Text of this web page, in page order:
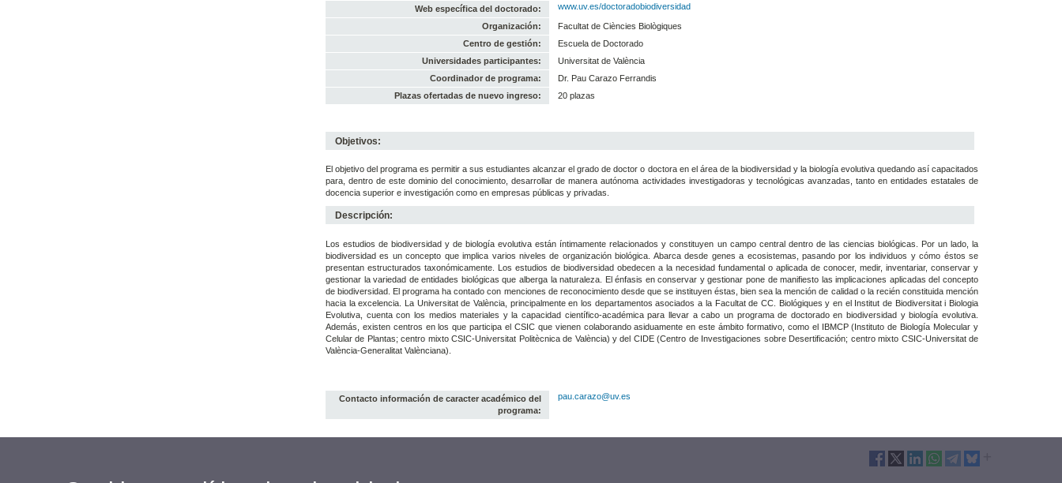
Web específica del doctorado: www.uv.es/doctoradobiodiversidad
Organización:
Facultat de Ciències Biològiques
Centro de gestión:
Escuela de Doctorado
Universidades participantes:
Universitat de València
Coordinador de programa:
Dr. Pau Carazo Ferrandis
Plazas ofertadas de nuevo ingreso:
20 plazas
Objetivos:
El objetivo del programa es permitir a sus estudiantes alcanzar el grado de doctor o doctora en el área de la biodiversidad y la biología evolutiva quedando así capacitados
para, dentro de este dominio del conocimiento, desarrollar de manera autónoma actividades investigadoras y tecnológicas avanzadas, tanto en entidades estatales de
docencia superior e investigación como en empresas públicas y privadas.
Descripción:
Los estudios de biodiversidad y de biología evolutiva están íntimamente relacionados y constituyen un campo central dentro de las ciencias biológicas. Por un lado, la
biodiversidad es un concepto que implica varios niveles de organización biológica. Abarca desde genes a ecosistemas, pasando por los individuos y cómo éstos se
presentan estructurados taxonómicamente. Los estudios de biodiversidad obedecen a la necesidad fundamental o aplicada de conocer, medir, inventariar, conservar y
gestionar la variedad de entidades biológicas que alberga la naturaleza. El énfasis en conservar y gestionar pone de manifiesto las implicaciones aplicadas del concepto
de biodiversidad. El programa ha contado con menciones de reconocimiento desde que se instituyen éstas, bien sea la mención de calidad o la recién constituida mención
hacia la excelencia. La Universitat de València, principalmente en los departamentos asociados a la Facultat de CC. Biológiques y en el Institut de Biodiversitat i Biologia
Evolutiva, cuenta con los medios materiales y la capacidad científico-académica para llevar a cabo un programa de doctorado en biodiversidad y biología evolutiva.
Además, existen centros en los que participa el CSIC que vienen colaborando asiduamente en este ámbito formativo, como el IBMCP (Instituto de Biología Molecular y
Celular de Plantas; centro mixto CSIC-Universitat Politècnica de València) y del CIDE (Centro de Investigaciones sobre Desertificación; centro mixto CSIC-Universitat de
València-Generalitat Valènciana).
Contacto información de caracter académico del
programa:
pau.carazo@uv.es